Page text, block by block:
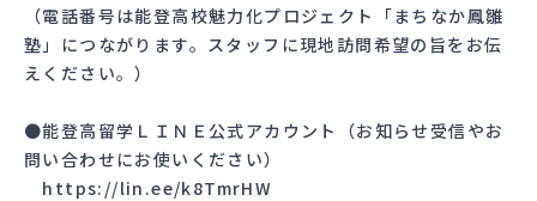
（電話番号は能登高校魅力化プロジェクト「まちなか鳳雛
塾」につながります。スタッフに現地訪問希望の旨をお伝
えください。）
●能登高留学ＬＩＮＥ公式アカウント（お知らせ受信やお
問い合わせにお使いください）
https://lin.ee/k8TmrHW